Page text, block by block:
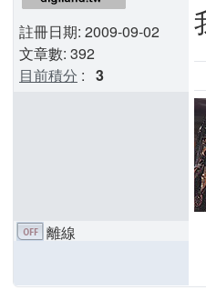
註冊日期: 2009-09-02
文章數: 392
目前積分 : 3
離線